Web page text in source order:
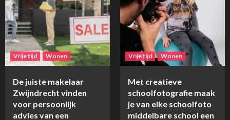
Vrije tijd Wonen
De juiste makelaar
Zwijndrecht vinden
voor persoonlijk
advies van een
Vrije tijd Wonen
Met creatieve
schoolfotografie maak
je van elke schoolfoto
middelbare school een